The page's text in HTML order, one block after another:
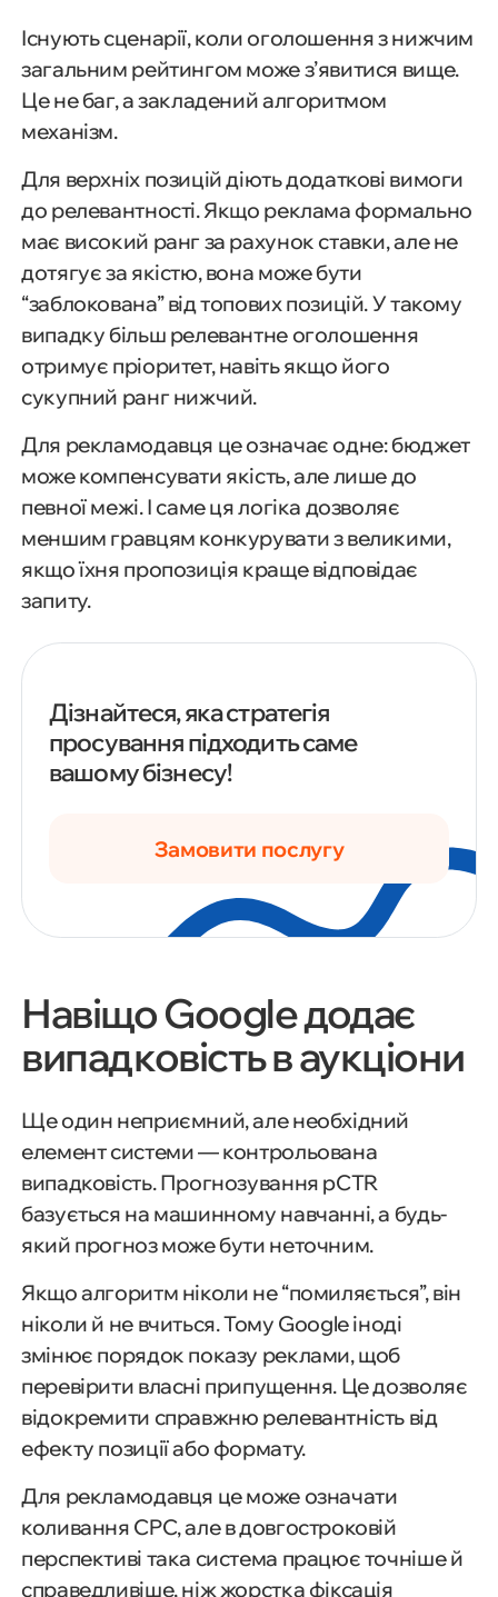
Існують сценарії, коли оголошення з нижчим
загальним рейтингом може з’явитися вище.
Це не баг, а закладений алгоритмом
механізм.
Для верхніх позицій діють додаткові вимоги
до релевантності. Якщо реклама формально
має високий ранг за рахунок ставки, але не
дотягує за якістю, вона може бути
“заблокована” від топових позицій. У такому
випадку більш релевантне оголошення
отримує пріоритет, навіть якщо його
сукупний ранг нижчий.
Для рекламодавця це означає одне: бюджет
може компенсувати якість, але лише до
певної межі. І саме ця логіка дозволяє
меншим гравцям конкурувати з великими,
якщо їхня пропозиція краще відповідає
запиту.
Дізнайтеся, яка стратегія
просування підходить саме
вашому бізнесу!
Замовити послугу
Навіщо Google додає
випадковість в аукціони
Ще один неприємний, але необхідний
елемент системи — контрольована
випадковість. Прогнозування pCTR
базується на машинному навчанні, а будь-
який прогноз може бути неточним.
Якщо алгоритм ніколи не “помиляється”, він
ніколи й не вчиться. Тому Google іноді
змінює порядок показу реклами, щоб
перевірити власні припущення. Це дозволяє
відокремити справжню релевантність від
ефекту позиції або формату.
Для рекламодавця це може означати
коливання CPC, але в довгостроковій
перспективі така система працює точніше й
справедливіше, ніж жорстка фіксація